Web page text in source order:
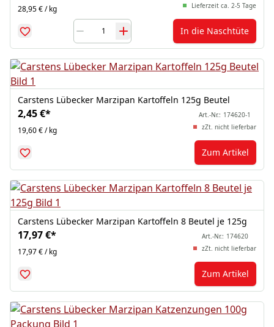
28,95 € / kg
Lieferzeit ca. 2-5 Tage
In die Naschtüte
Carstens Lübecker Marzipan Kartoffeln 125g Beutel
2,45 €*
19,60 € / kg
Art.-Nr.: 174620-1
zZt. nicht lieferbar
Zum Artikel
Carstens Lübecker Marzipan Kartoffeln 8 Beutel je 125g
17,97 €*
17,97 € / kg
Art.-Nr.: 174620
zZt. nicht lieferbar
Zum Artikel